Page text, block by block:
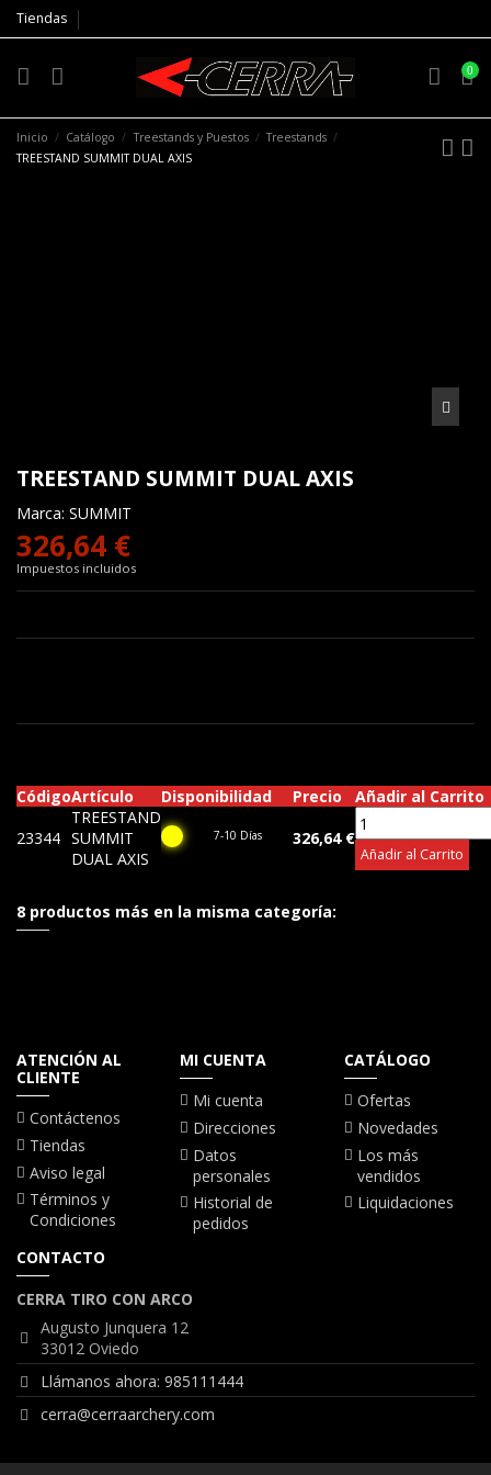
Tiendas
0
Inicio Catálogo Treestands y Puestos
Treestands
TREESTAND SUMMIT DUAL AXIS
TREESTAND SUMMIT DUAL AXIS
Marca: SUMMIT
326,64 €
Impuestos incluidos
CódigoArtículo Disponibilidad Precio
Añadir al Carrito
23344
TREESTAND
SUMMIT
DUAL AXIS
7-10 Días 326,64 €
Añadir al Carrito
8 productos más en la misma categoría:
ATENCIÓN AL
CLIENTE
Contáctenos
Tiendas
Aviso legal
Términos y
Condiciones
MI CUENTA
Mi cuenta
Direcciones
Datos
personales
Historial de
pedidos
CATÁLOGO
Ofertas
Novedades
Los más
vendidos
Liquidaciones
CONTACTO
CERRA TIRO CON ARCO
Augusto Junquera 12
33012 Oviedo
Llámanos ahora: 985111444
cerra@cerraarchery.com